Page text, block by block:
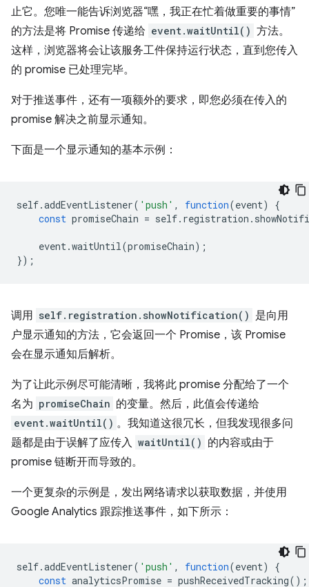
止它。您唯一能告诉浏览器“嘿，我正在忙着做重要的事情”
的方法是将 Promise 传递给 event.waitUntil() 方法。
这样，浏览器将会让该服务工件保持运行状态，直到您传入
的 promise 已处理完毕。
对于推送事件，还有一项额外的要求，即您必须在传入的
promise 解决之前显示通知。
下面是一个显示通知的基本示例：
self.addEventListener( 'push' , function(event)
{
const promiseChain = self. registration .
event.waitUntil(promiseChain);
});
调用 self.registration.showNotification() 是向用
户显示通知的方法，它会返回一个 Promise，该 Promise
会在显示通知后解析。
为了让此示例尽可能清晰，我将此 promise 分配给了一个
名为 promiseChain 的变量。然后，此值会传递给
event.waitUntil() 。我知道这很冗长，但我发现很多问
题都是由于误解了应传入 waitUntil() 的内容或由于
promise 链断开而导致的。
一个更复杂的示例是，发出网络请求以获取数据，并使用
Google Analytics 跟踪推送事件，如下所示：
self.addEventListener( 'push' , function(event)
{
const analyticsPromise = pushReceivedTracking();